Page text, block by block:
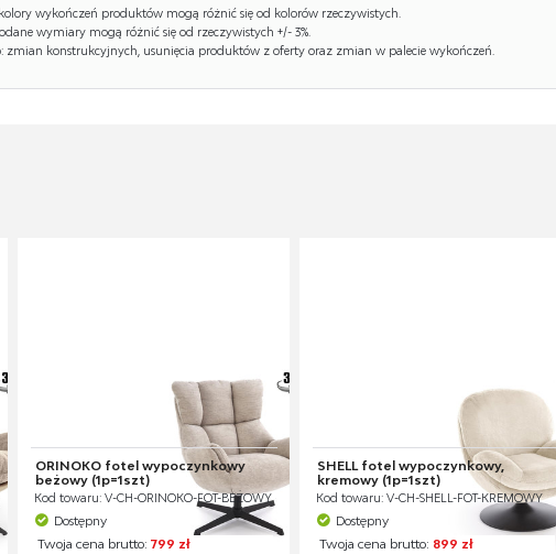
wykończeń produktów mogą różnić się od kolorów rzeczywistych.
wymiary mogą różnić się od rzeczywistych +/- 3%.
zmian konstrukcyjnych, usunięcia produktów z oferty oraz zmian w palecie wykończeń.
ORINOKO fotel wypoczynkowy
beżowy (1p=1szt)
Kod towaru: V-CH-ORINOKO-FOT-BEŻOWY
Dostępny
Twoja cena brutto: 799 zł
SHELL fotel wypoczynkowy,
kremowy (1p=1szt)
Kod towaru: V-CH-SHELL-FOT-KREMOWY
Dostępny
Twoja cena brutto: 899 zł